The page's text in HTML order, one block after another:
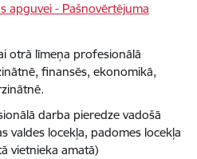
apguvei - Pašnovērtējuma
otrā līmeņa profesionālā
finansēs, ekonomikā,
darba pieredze vadošā
valdes locekļa, padomes locekļa
vietnieka amatā)